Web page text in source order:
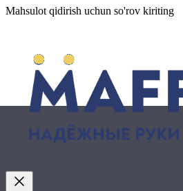
Mahsulot qidirish uchun so'rov kiriting